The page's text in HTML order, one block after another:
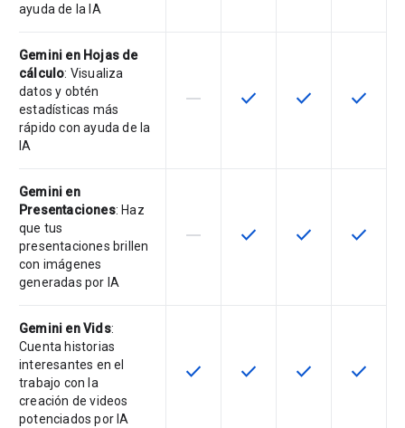
ayuda de la IA
Gemini en Hojas de
cálculo: Visualiza
datos y obtén
estadísticas más
rápido con ayuda de la
IA
Esta función no está disponible en
horizontal_rule Esta función está
check Esta función
check Esta
check
Gemini en
Presentaciones: Haz
que tus
presentaciones brillen
con imágenes
generadas por IA
Esta función no está disponible en
horizontal_rule Esta función está
check Esta función
check Esta
check
Gemini en Vids:
Cuenta historias
interesantes en el
trabajo con la
creación de videos
potenciados por IA
Esta función está disponible en
check Esta función está
check Esta función
check Esta
check